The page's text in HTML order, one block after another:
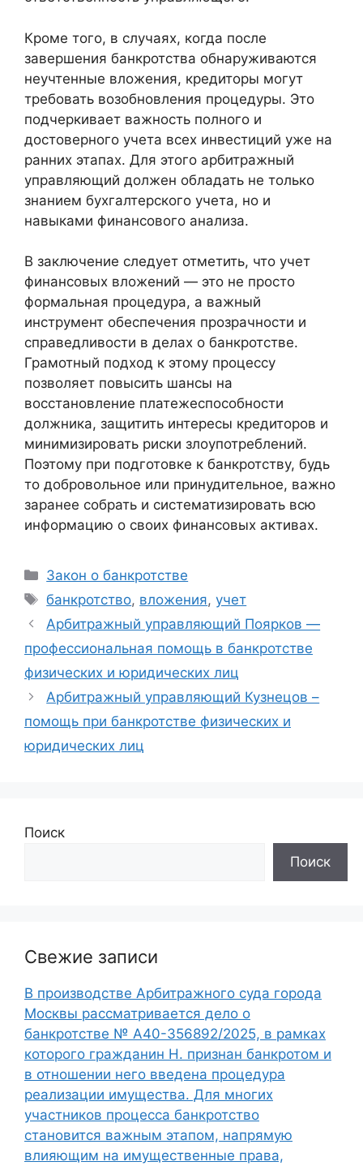
Кроме того, в случаях, когда после
завершения банкротства обнаруживаются
неучтенные вложения, кредиторы могут
требовать возобновления процедуры. Это
подчеркивает важность полного и
достоверного учета всех инвестиций уже на
ранних этапах. Для этого арбитражный
управляющий должен обладать не только
знанием бухгалтерского учета, но и
навыками финансового анализа.
В заключение следует отметить, что учет
финансовых вложений — это не просто
формальная процедура, а важный
инструмент обеспечения прозрачности и
справедливости в делах о банкротстве.
Грамотный подход к этому процессу
позволяет повысить шансы на
восстановление платежеспособности
должника, защитить интересы кредиторов и
минимизировать риски злоупотреблений.
Поэтому при подготовке к банкротству, будь
то добровольное или принудительное, важно
заранее собрать и систематизировать всю
информацию о своих финансовых активах.
Рубрики
Закон о банкротстве
Метки
банкротство, вложения,учет
Арбитражный управляющий Поярков —
профессиональная помощь в банкротстве
физических и юридических лиц
Арбитражный управляющий Кузнецов –
помощь при банкротстве физических и
юридических лиц
Поиск
Поиск
Свежие записи
В производстве Арбитражного суда города
Москвы рассматривается дело о
банкротстве № А40-356892/2025, в рамках
которого гражданин Н. признан банкротом и
в отношении него введена процедура
реализации имущества. Для многих
участников процесса банкротство
становится важным этапом, напрямую
влияющим на имущественные права,